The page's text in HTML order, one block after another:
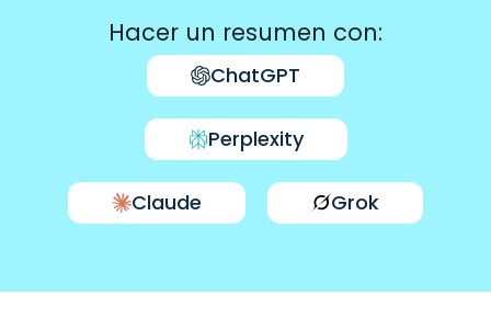
Hacer un resumen con:
ChatGPT
Perplexity
Claude Grok